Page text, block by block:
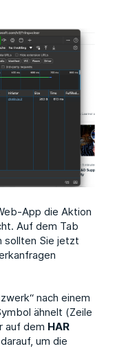
App die Aktion
Auf dem Tab
sollten Sie jetzt
nach einem
ähnelt (Zeile
auf dem HAR
um die